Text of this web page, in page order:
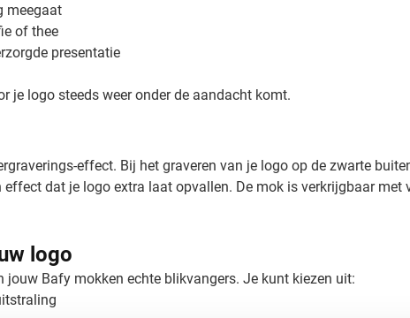
meegaat
of thee
presentatie
je logo steeds weer onder de aandacht komt.
effect. Bij het graveren van je logo op de zwarte
dat je logo extra laat opvallen. De mok is verkrijgbaar
logo
jouw Bafy mokken echte blikvangers. Je kunt kiezen uit: